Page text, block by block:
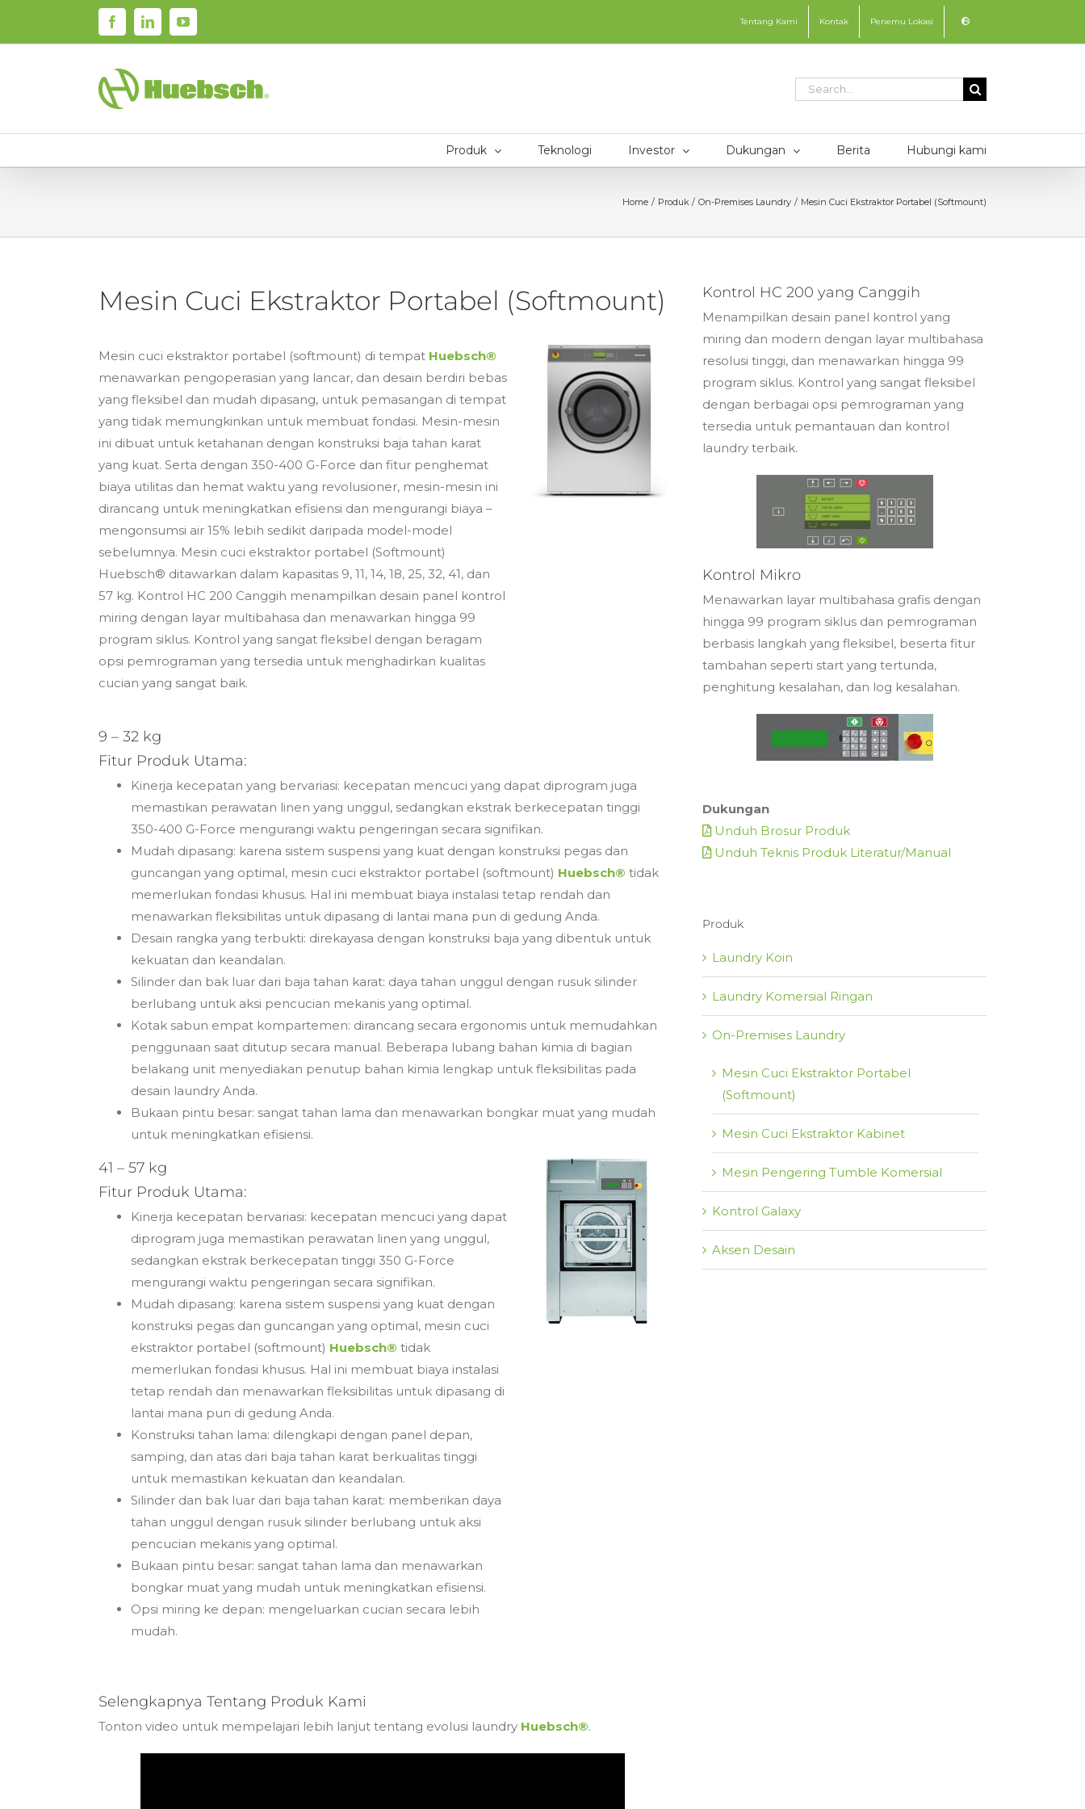
FacebookLinkedInYouTube Tentang Kami Kontak Penemu Lokasi
Search
Produk Teknologi Investor Dukungan Berita Hubungi kami
Home Produk On-Premises Laundry Mesin Cuci Ekstraktor Portabel (Softmount)
Mesin Cuci Ekstraktor Portabel (Softmount)
Mesin cuci ekstraktor portabel (softmount) di tempat Huebsch®
menawarkan pengoperasian yang lancar, dan desain berdiri bebas
yang fleksibel dan mudah dipasang, untuk pemasangan di tempat
yang tidak memungkinkan untuk membuat fondasi. Mesin-mesin
ini dibuat untuk ketahanan dengan konstruksi baja tahan karat
yang kuat. Serta dengan 350-400 G-Force dan fitur penghemat
biaya utilitas dan hemat waktu yang revolusioner, mesin-mesin ini
dirancang untuk meningkatkan efisiensi dan mengurangi biaya –
mengonsumsi air 15% lebih sedikit daripada model-model
sebelumnya. Mesin cuci ekstraktor portabel (Softmount)
Huebsch® ditawarkan dalam kapasitas 9, 11, 14, 18, 25, 32, 41, dan
57 kg. Kontrol HC 200 Canggih menampilkan desain panel kontrol
miring dengan layar multibahasa dan menawarkan hingga 99
program siklus. Kontrol yang sangat fleksibel dengan beragam
opsi pemrograman yang tersedia untuk menghadirkan kualitas
cucian yang sangat baik.
9 – 32 kg
Fitur Produk Utama:
Kinerja kecepatan yang bervariasi: kecepatan mencuci yang dapat diprogram juga
memastikan perawatan linen yang unggul, sedangkan ekstrak berkecepatan tinggi
350-400 G-Force mengurangi waktu pengeringan secara signifikan.
Mudah dipasang: karena sistem suspensi yang kuat dengan konstruksi pegas dan
guncangan yang optimal, mesin cuci ekstraktor portabel (softmount) Huebsch® tidak
memerlukan fondasi khusus. Hal ini membuat biaya instalasi tetap rendah dan
menawarkan fleksibilitas untuk dipasang di lantai mana pun di gedung Anda.
Desain rangka yang terbukti: direkayasa dengan konstruksi baja yang dibentuk untuk
kekuatan dan keandalan.
Silinder dan bak luar dari baja tahan karat: daya tahan unggul dengan rusuk silinder
berlubang untuk aksi pencucian mekanis yang optimal.
Kotak sabun empat kompartemen: dirancang secara ergonomis untuk memudahkan
penggunaan saat ditutup secara manual. Beberapa lubang bahan kimia di bagian
belakang unit menyediakan penutup bahan kimia lengkap untuk fleksibilitas pada
desain laundry Anda.
Bukaan pintu besar: sangat tahan lama dan menawarkan bongkar muat yang mudah
untuk meningkatkan efisiensi.
41 – 57 kg
Fitur Produk Utama:
Kinerja kecepatan bervariasi: kecepatan mencuci yang dapat
diprogram juga memastikan perawatan linen yang unggul,
sedangkan ekstrak berkecepatan tinggi 350 G-Force
mengurangi waktu pengeringan secara signifikan.
Mudah dipasang: karena sistem suspensi yang kuat dengan
konstruksi pegas dan guncangan yang optimal, mesin cuci
ekstraktor portabel (softmount) Huebsch® tidak
memerlukan fondasi khusus. Hal ini membuat biaya instalasi
tetap rendah dan menawarkan fleksibilitas untuk dipasang di
lantai mana pun di gedung Anda.
Konstruksi tahan lama: dilengkapi dengan panel depan,
samping, dan atas dari baja tahan karat berkualitas tinggi
untuk memastikan kekuatan dan keandalan.
Silinder dan bak luar dari baja tahan karat: memberikan daya
tahan unggul dengan rusuk silinder berlubang untuk aksi
pencucian mekanis yang optimal.
Bukaan pintu besar: sangat tahan lama dan menawarkan
bongkar muat yang mudah untuk meningkatkan efisiensi.
Opsi miring ke depan: mengeluarkan cucian secara lebih
mudah.
Selengkapnya Tentang Produk Kami
Tonton video untuk mempelajari lebih lanjut tentang evolusi laundry Huebsch®.
Kontrol HC 200 yang Canggih
Menampilkan desain panel kontrol yang
miring dan modern dengan layar multibahasa
resolusi tinggi, dan menawarkan hingga 99
program siklus. Kontrol yang sangat fleksibel
dengan berbagai opsi pemrograman yang
tersedia untuk pemantauan dan kontrol
laundry terbaik.
Kontrol Mikro
Menawarkan layar multibahasa grafis dengan
hingga 99 program siklus dan pemrograman
berbasis langkah yang fleksibel, beserta fitur
tambahan seperti start yang tertunda,
penghitung kesalahan, dan log kesalahan.
Dukungan
Unduh Brosur Produk
Unduh Teknis Produk Literatur/Manual
Produk
Laundry Koin
Laundry Komersial Ringan
On-Premises Laundry
Mesin Cuci Ekstraktor Portabel
(Softmount)
Mesin Cuci Ekstraktor Kabinet
Mesin Pengering Tumble Komersial
Kontrol Galaxy
Aksen Desain